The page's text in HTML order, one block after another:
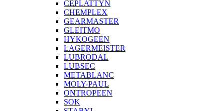
CEPLATTYN
CHEMPLEX
GEARMASTER
GLEITMO
HYKOGEEN
LAGERMEISTER
LUBRODAL
LUBSEC
METABLANC
MOLY-PAUL
ONTROPEEN
SOK